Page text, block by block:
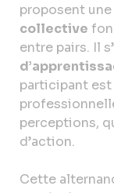
proposent une
collective
entre pairs. Il
participant est
perceptions,
d’action.
Cette